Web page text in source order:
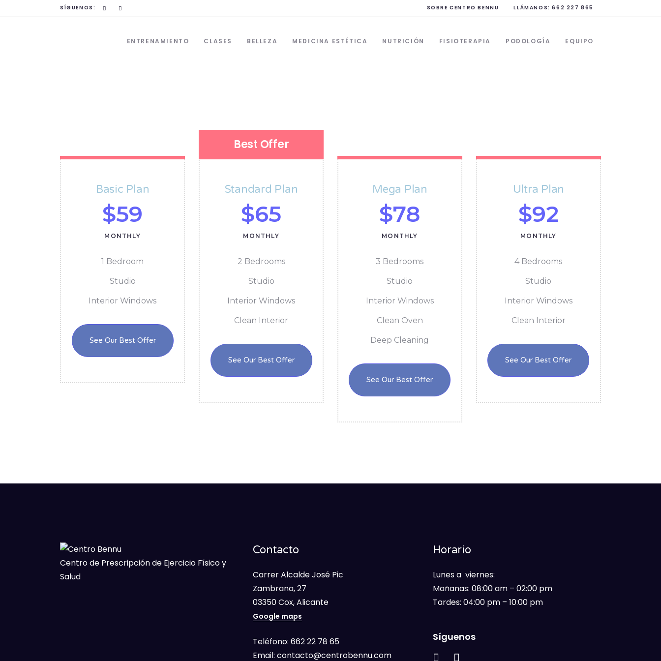
SÍGUENOS: SOBRE CENTRO BENNU LLÁMANOS: 662 227 865
ENTRENAMIENTO CLASES BELLEZA MEDICINA ESTÉTICA NUTRICIÓN FISIOTERAPIA PODOLOGÍA EQUIPO
Basic Plan
$59
MONTHLY
1 Bedroom
Studio
Interior Windows
See Our Best Offer
Best Offer
Standard Plan
$65
MONTHLY
2 Bedrooms
Studio
Interior Windows
Clean Interior
See Our Best Offer
Mega Plan
$78
MONTHLY
3 Bedrooms
Studio
Interior Windows
Clean Oven
Deep Cleaning
See Our Best Offer
Ultra Plan
$92
MONTHLY
4 Bedrooms
Studio
Interior Windows
Clean Interior
See Our Best Offer
Centro de Prescripción de Ejercicio Físico y
Salud
Contacto
Carrer Alcalde José Pic
Zambrana, 27
03350 Cox, Alicante
Google maps
Teléfono: 662 22 78 65
Email: contacto@centrobennu.com
Horario
Lunes a viernes:
Mañanas: 08:00 am – 02:00 pm
Tardes: 04:00 pm – 10:00 pm
Síguenos